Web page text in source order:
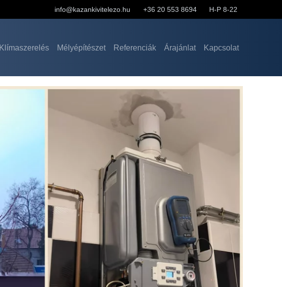
info@kazankivitelezo.hu +36 20 553 8694 H-P 8-22
Klímaszerelés Mélyépítészet Referenciák Árajánlat Kapcsolat